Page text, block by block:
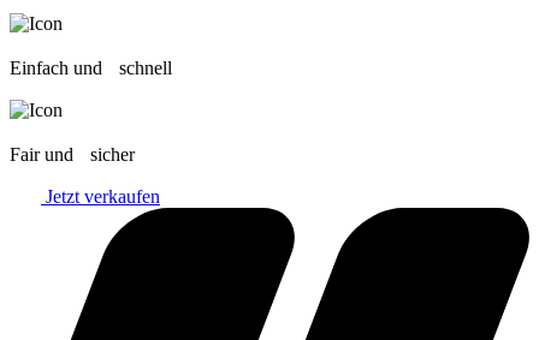
Einfach und schnell
Fair und sicher
Jetzt verkaufen